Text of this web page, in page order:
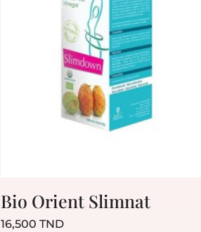
Bio Orient Slimnat
16,500 TNDPrix